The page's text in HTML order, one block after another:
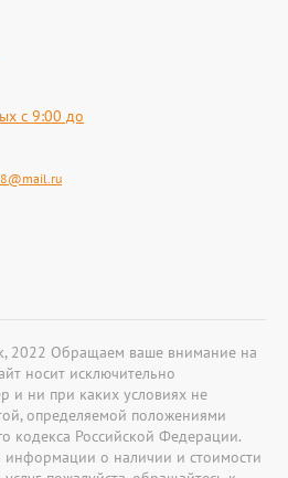
с 9:00 до
2022 Обращаем ваше внимание на
носит исключительно
и ни при каких условиях не
определяемой положениями
кодекса Российской Федерации.
о наличии и стоимости